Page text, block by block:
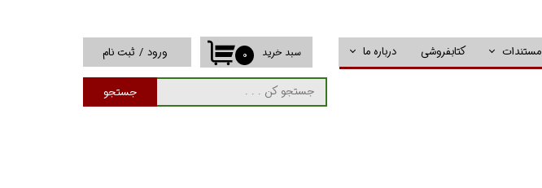
مستندات کتابفروشی درباره ما
جستجو
۰ سبد خرید ورود / ثبت نام
حساب کاربری من
تغییر گذر واژه